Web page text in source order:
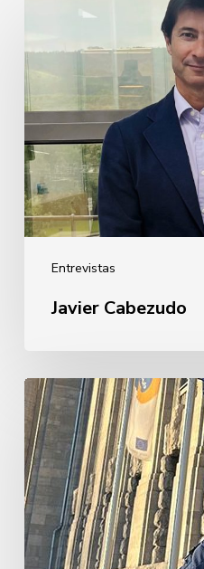
Entrevistas
Javier Cabezudo
Guillermo
Rebollo
de
Garay